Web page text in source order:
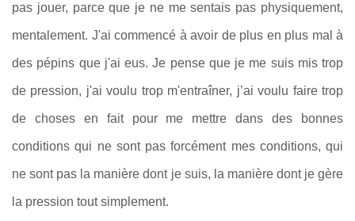
pas jouer, parce que je ne me sentais pas physiquement,
mentalement. J'ai commencé à avoir de plus en plus mal à
des pépins que j'ai eus. Je pense que je me suis mis trop
de pression, j'ai voulu trop m'entraîner, j’ai voulu faire trop
de choses en fait pour me mettre dans des bonnes
conditions qui ne sont pas forcément mes conditions, qui
ne sont pas la manière dont je suis, la manière dont je gère
la pression tout simplement.